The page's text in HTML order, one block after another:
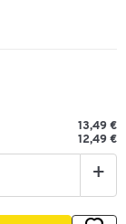
13,49 €
12,49 €
+